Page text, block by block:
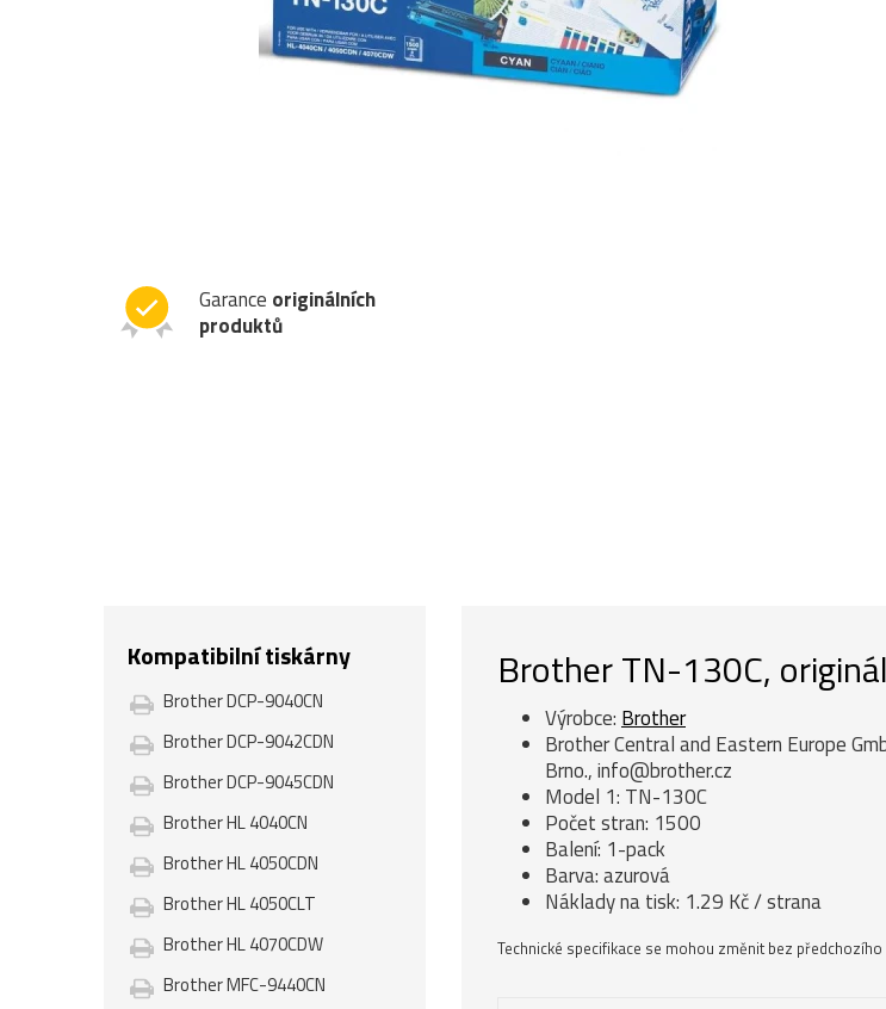
Garance originálních
produktů
Kompatibilní tiskárny
Brother DCP-9040CN
Brother DCP-9042CDN
Brother DCP-9045CDN
Brother HL 4040CN
Brother HL 4050CDN
Brother HL 4050CLT
Brother HL 4070CDW
Brother MFC-9440CN
Brother TN-130C,
Výrobce: Brother
Brother Central and Eastern Europe
Brno., info@brother.cz
Model 1: TN-130C
Počet stran: 1500
Balení: 1-pack
Barva: azurová
Náklady na tisk: 1.29 Kč / strana
Technické specifikace se mohou změnit bez